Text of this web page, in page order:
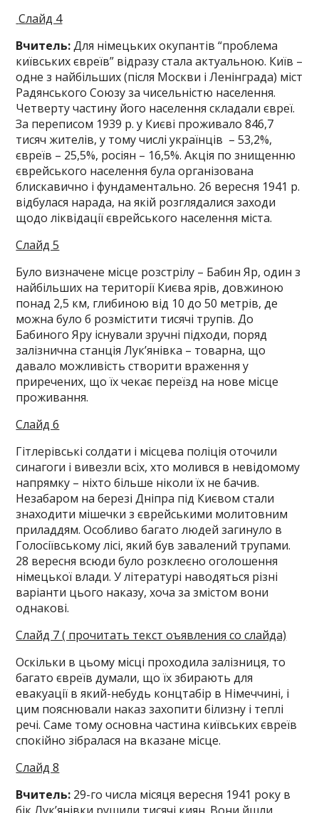
Слайд 4
Вчитель:Для німецьких окупантів “проблема
київських євреїв” відразу стала актуальною. Київ –
одне з найбільших (після Москви і Ленінграда) міст
Радянського Союзу за чисельністю населення.
Четверту частину його населення складали євреї.
За переписом 1939 р. у Києві проживало 846,7
тисяч жителів, у тому числі українців – 53,2%,
євреїв – 25,5%, росіян – 16,5%. Акція по знищенню
єврейського населення була організована
блискавично і фундаментально. 26 вересня 1941 р.
відбулася нарада, на якій розглядалися заходи
щодо ліквідації єврейського населення міста.
Слайд 5
Було визначене місце розстрілу – Бабин Яр, один з
найбільших на території Києва ярів, довжиною
понад 2,5 км, глибиною від 10 до 50 метрів, де
можна було б розмістити тисячі трупів. До
Бабиного Яру існували зручні підходи, поряд
залізнична станція Лук’янівка – товарна, що
давало можливість створити враження у
приречених, що їх чекає переїзд на нове місце
проживання.
Слайд 6
Гітлерівські солдати і місцева поліція оточили
синагоги і вивезли всіх, хто молився в невідомому
напрямку – ніхто більше ніколи їх не бачив.
Незабаром на березі Дніпра під Києвом стали
знаходити мішечки з єврейськими молитовним
приладдям. Особливо багато людей загинуло в
Голосіївському лісі, який був завалений трупами.
28 вересня всюди було розклеєно оголошення
німецької влади. У літературі наводяться різні
варіанти цього наказу, хоча за змістом вони
однакові.
Слайд 7 ( прочитать текст оъявления со слайда)
Оскільки в цьому місці проходила залізниця, то
багато євреїв думали, що їх збирають для
евакуації в який-небудь концтабір в Німеччині, і
цим пояснювали наказ захопити білизну і теплі
речі. Саме тому основна частина київських євреїв
спокійно зібралася на вказане місце.
Слайд 8
Вчитель: 29-го числа місяця вересня 1941 року в